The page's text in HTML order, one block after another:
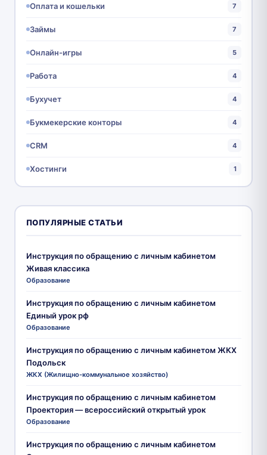
Оплата и кошельки 7
Займы 7
Онлайн-игры 5
Работа 4
Бухучет 4
Букмекерские конторы 4
CRM 4
Хостинги 1
ПОПУЛЯРНЫЕ СТАТЬИ
Инструкция по обращению с личным кабинетом
Живая классика
Образование
Инструкция по обращению с личным кабинетом
Единый урок рф
Образование
Инструкция по обращению с личным кабинетом ЖКХ
Подольск
ЖКХ (Жилищно-коммунальное хозяйство)
Инструкция по обращению с личным кабинетом
Проектория — всероссийский открытый урок
Образование
Инструкция по обращению с личным кабинетом